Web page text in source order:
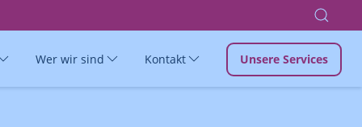
Wer wir sind Kontakt Unsere Services